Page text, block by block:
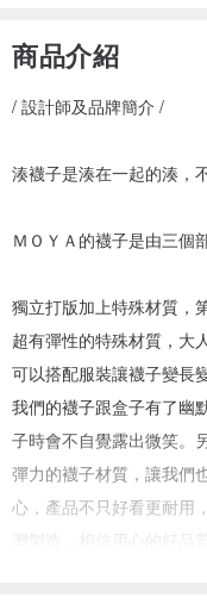
商品介紹
/ 設計師及品牌簡介 /
湊襪子是湊在一起的湊，
ＭＯＹＡ的襪子是由三個
獨立打版加上特殊材質，
超有彈性的特殊材質，大
可以搭配服裝讓襪子變長
我們的襪子跟盒子有了幽
子時會不自覺露出微笑。
彈力的襪子材質，讓我們
心，產品不只好看更耐用
灣製造，相信用心的好